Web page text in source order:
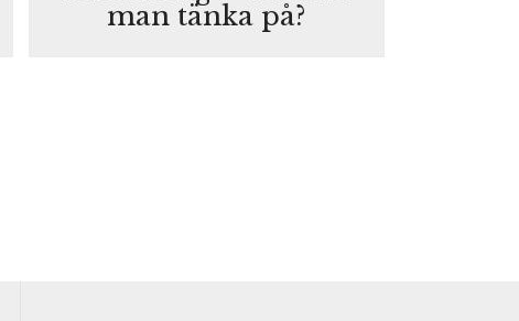
man tänka på?